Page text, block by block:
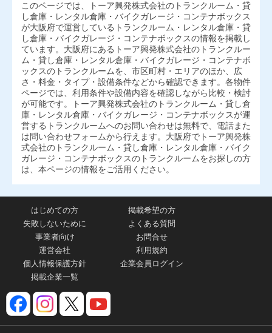
このページでは、トーア興発株式会社のトランクルーム・貸
し倉庫・レンタル倉庫・バイクガレージ・コンテナボックス
が大阪府で運営しているトランクルーム・レンタル倉庫・貸
し倉庫・バイクガレージ・コンテナボックスの情報を掲載し
ています。大阪府にあるトーア興発株式会社のトランクルー
ム・貸し倉庫・レンタル倉庫・バイクガレージ・コンテナボ
ックスのトランクルームを、市区町村・エリアのほか、広
さ・料金・タイプ・設備条件などから確認できます。各物件
ページでは、利用条件や設備内容を確認しながら比較・検討
が可能です。トーア興発株式会社のトランクルーム・貸し倉
庫・レンタル倉庫・バイクガレージ・コンテナボックスが運
営するトランクルームへのお問い合わせは無料で、電話また
は問い合わせフォームから行えます。大阪府でトーア興発株
式会社のトランクルーム・貸し倉庫・レンタル倉庫・バイク
ガレージ・コンテナボックスのトランクルームをお探しの方
は、本ページの情報をご活用ください。
はじめての方
掲載希望の方
失敗しないために
よくある質問
事業者向け
お問合せ
運営会社
利用規約
個人情報保護方針
企業会員ログイン
掲載企業一覧